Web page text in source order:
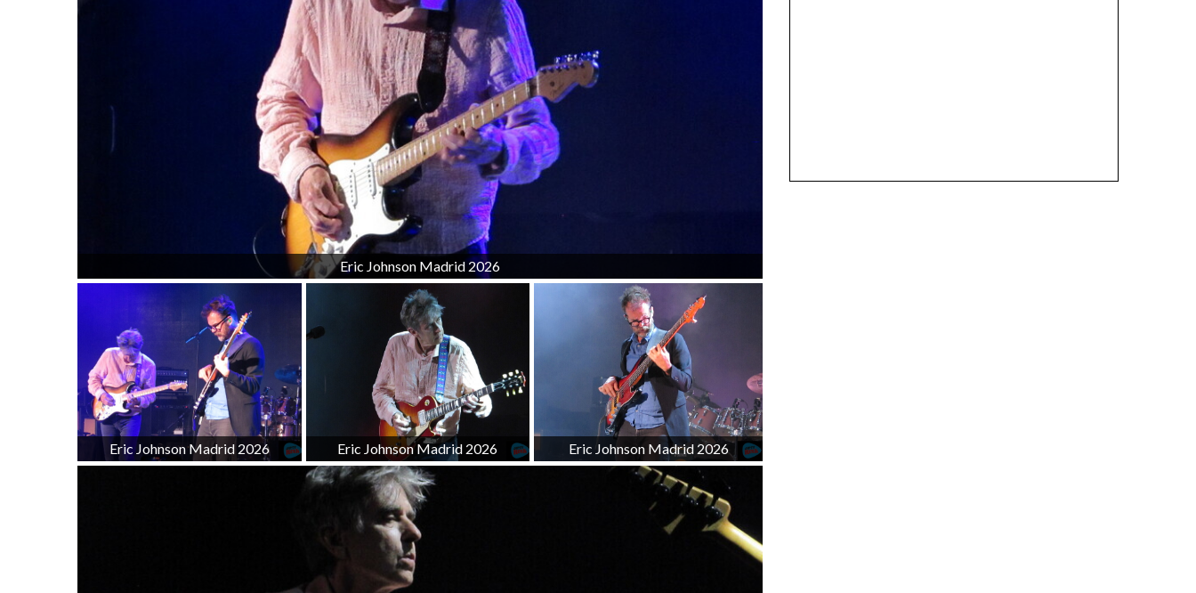
Eric Johnson Madrid 2026
Eric Johnson Madrid 2026 Eric Johnson Madrid 2026 Eric Johnson Madrid 2026